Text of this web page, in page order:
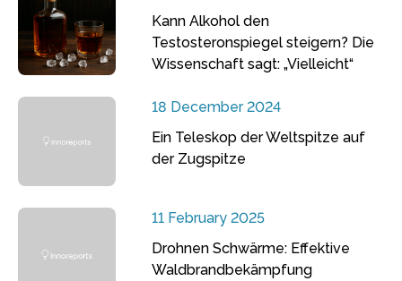
Kann Alkohol den
Testosteronspiegel steigern? Die
Wissenschaft sagt: „Vielleicht“
18 December 2024
Ein Teleskop der Weltspitze auf
der Zugspitze
11 February 2025
Drohnen Schwärme: Effektive
Waldbrandbekämpfung